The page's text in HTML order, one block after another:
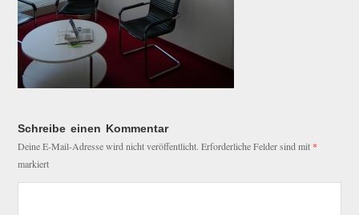
Schreibe einen Kommentar
Deine E-Mail-Adresse wird nicht veröffentlicht. Erforderliche Felder sind mit *
markiert